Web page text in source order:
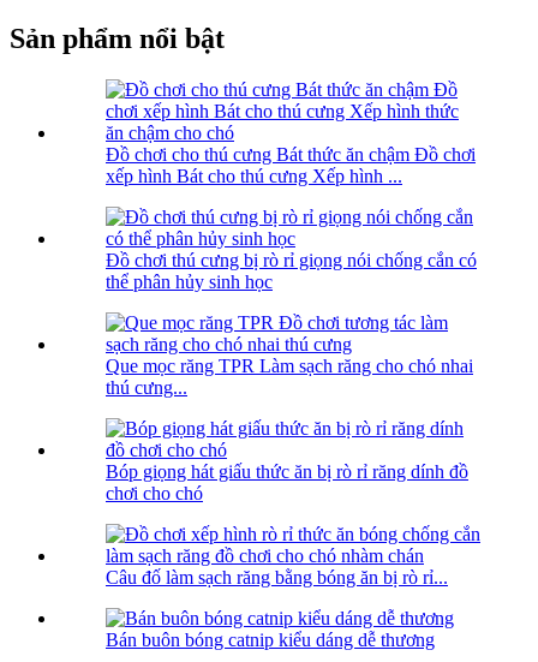
Sản phẩm nổi bật
Đồ chơi cho thú cưng Bát thức ăn chậm Đồ chơi
xếp hình Bát cho thú cưng Xếp hình ...
Đồ chơi thú cưng bị rò rỉ giọng nói chống cắn có
thể phân hủy sinh học
Que mọc răng TPR Làm sạch răng cho chó nhai
thú cưng...
Bóp giọng hát giấu thức ăn bị rò rỉ răng dính đồ
chơi cho chó
Câu đố làm sạch răng bằng bóng ăn bị rò rỉ...
Bán buôn bóng catnip kiểu dáng dễ thương